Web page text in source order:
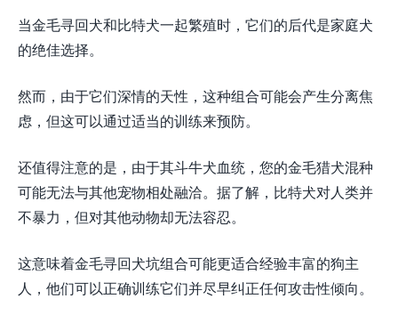
当金毛寻回犬和比特犬一起繁殖时，它们的后代是家庭犬
的绝佳选择。
然而，由于它们深情的天性，这种组合可能会产生分离焦
虑，但这可以通过适当的训练来预防。
还值得注意的是，由于其斗牛犬血统，您的金毛猎犬混种
可能无法与其他宠物相处融洽。据了解，比特犬对人类并
不暴力，但对其他动物却无法容忍。
这意味着金毛寻回犬坑组合可能更适合经验丰富的狗主
人，他们可以正确训练它们并尽早纠正任何攻击性倾向。